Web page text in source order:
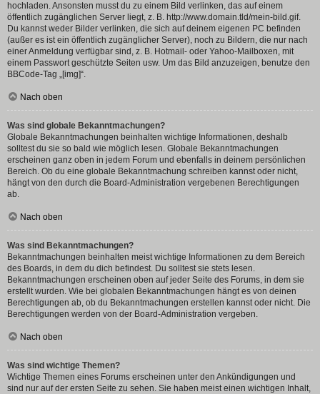
hochladen. Ansonsten musst du zu einem Bild verlinken, das auf einem
öffentlich zugänglichen Server liegt, z. B. http://www.domain.tld/mein-bild.gif.
Du kannst weder Bilder verlinken, die sich auf deinem eigenen PC befinden
(außer es ist ein öffentlich zugänglicher Server), noch zu Bildern, die nur nach
einer Anmeldung verfügbar sind, z. B. Hotmail- oder Yahoo-Mailboxen, mit
einem Passwort geschützte Seiten usw. Um das Bild anzuzeigen, benutze den
BBCode-Tag „[img]“.
Nach oben
Was sind globale Bekanntmachungen?
Globale Bekanntmachungen beinhalten wichtige Informationen, deshalb
solltest du sie so bald wie möglich lesen. Globale Bekanntmachungen
erscheinen ganz oben in jedem Forum und ebenfalls in deinem persönlichen
Bereich. Ob du eine globale Bekanntmachung schreiben kannst oder nicht,
hängt von den durch die Board-Administration vergebenen Berechtigungen
ab.
Nach oben
Was sind Bekanntmachungen?
Bekanntmachungen beinhalten meist wichtige Informationen zu dem Bereich
des Boards, in dem du dich befindest. Du solltest sie stets lesen.
Bekanntmachungen erscheinen oben auf jeder Seite des Forums, in dem sie
erstellt wurden. Wie bei globalen Bekanntmachungen hängt es von deinen
Berechtigungen ab, ob du Bekanntmachungen erstellen kannst oder nicht. Die
Berechtigungen werden von der Board-Administration vergeben.
Nach oben
Was sind wichtige Themen?
Wichtige Themen eines Forums erscheinen unter den Ankündigungen und
sind nur auf der ersten Seite zu sehen. Sie haben meist einen wichtigen Inhalt,